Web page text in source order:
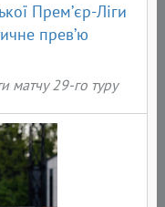
Прем’єр-Ліги
прев’ю
матчу 29-го туру